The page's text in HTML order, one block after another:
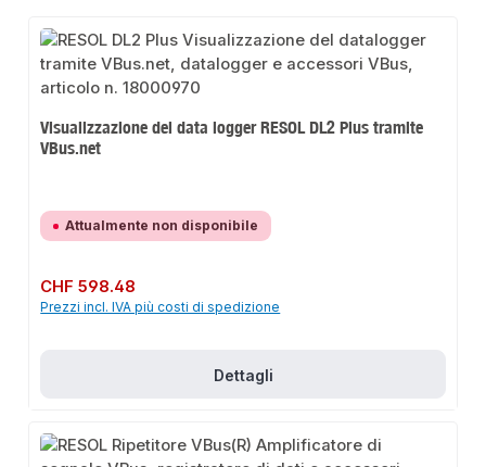
Visualizzazione del data logger RESOL DL2 Plus tramite
VBus.net
Attualmente non disponibile
Prezzo normale:
CHF 598.48
Prezzi incl. IVA più costi di spedizione
Dettagli